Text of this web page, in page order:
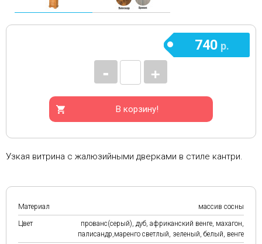
+
-
740 р.
В корзину!
Узкая витрина с жалюзийными дверками в стиле кантри.
Материал массив сосны
Цвет
прованс(серый), дуб, африканский венге, махагон,
палисандр,маренго светлый, зеленый, белый, венге